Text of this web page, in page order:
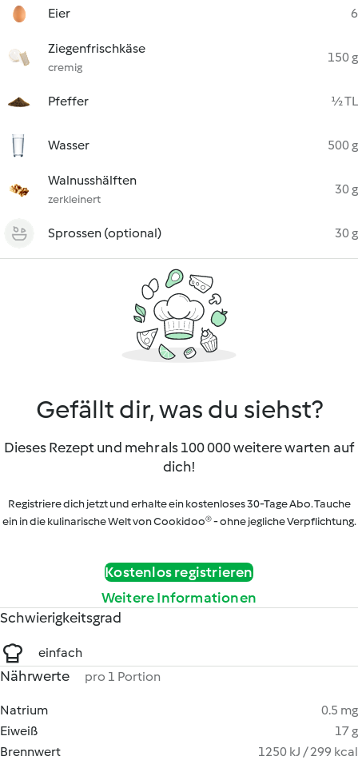
Eier 6
Ziegenfrischkäse
cremig
150 g
Pfeffer ½ TL
Wasser 500 g
Walnusshälften
zerkleinert
30 g
Sprossen (optional) 30 g
Gefällt dir, was du siehst?
Dieses Rezept und mehr als 100 000 weitere warten auf
dich!
Registriere dich jetzt und erhalte ein kostenloses 30-Tage Abo. Tauche
ein in die kulinarische Welt von Cookidoo® - ohne jegliche Verpflichtung.
Kostenlos registrieren
Weitere Informationen
Schwierigkeitsgrad
einfach
Nährwerte pro 1 Portion
Natrium
0.5 mg
Eiweiß
17 g
Brennwert
1250 kJ / 299 kcal